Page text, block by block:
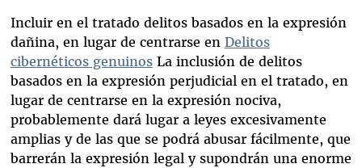
Incluir en el tratado delitos basados en la expresión
dañina, en lugar de centrarse en Delitos
cibernéticos genuinosLa inclusión de delitos
basados en la expresión perjudicial en el tratado, en
lugar de centrarse en la expresión nociva,
probablemente dará lugar a leyes excesivamente
amplias y de las que se podrá abusar fácilmente, que
barrerán la expresión legal y supondrán una enorme